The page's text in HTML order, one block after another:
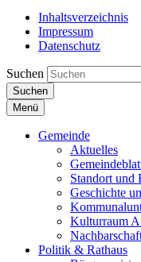
Inhaltsverzeichnis
Impressum
Datenschutz
Suchen
Suchen
Menü
Gemeinde
Aktuelles
Standort und
Geschichte
Kulturraum
Politik & Rathaus